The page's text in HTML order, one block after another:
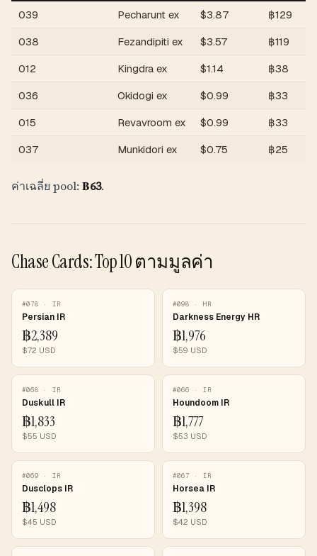
039 Pecharunt ex $3.87 ฿129
038
Fezandipiti ex $3.57 ฿119
012
Kingdra ex $1.14 ฿38
036
Okidogi ex $0.99 ฿33
015
Revavroom ex $0.99 ฿33
037
Munkidori ex $0.75 ฿25
ค่าเฉลี่ย pool: ฿63.
Chase Cards: Top 10 ตามมูลค่า
#078 · IR
Persian IR
฿2,389
$72 USD
#098 · HR
Darkness Energy HR
฿1,976
$59 USD
#068 · IR
Duskull IR
฿1,833
$55 USD
#066 · IR
Houndoom IR
฿1,777
$53 USD
#069 · IR
Dusclops IR
฿1,498
$45 USD
#067 · IR
Horsea IR
฿1,398
$42 USD